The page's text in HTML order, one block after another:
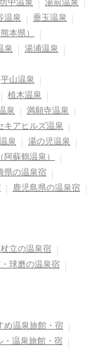
温泉
垂玉温泉
本県）
泉
湯浦温泉
平山温泉
植木温泉
泉
満願寺温泉
キアヒルズ温泉
泉
湯の児温泉
蘇鶴温泉）
県の温泉宿
鹿児島県の温泉宿
立の温泉宿
球磨の温泉宿
め温泉旅館・宿
・温泉旅館・宿